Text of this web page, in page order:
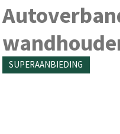
SUPERAANBIEDING